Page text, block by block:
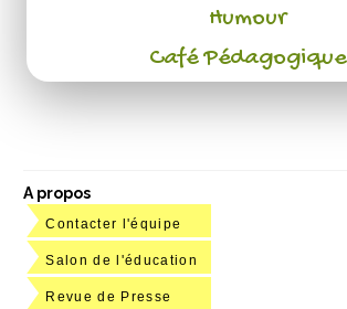
Humour
Café Pédagogique
A propos
Contacter l'équipe
Salon de l'éducation
Revue de Presse